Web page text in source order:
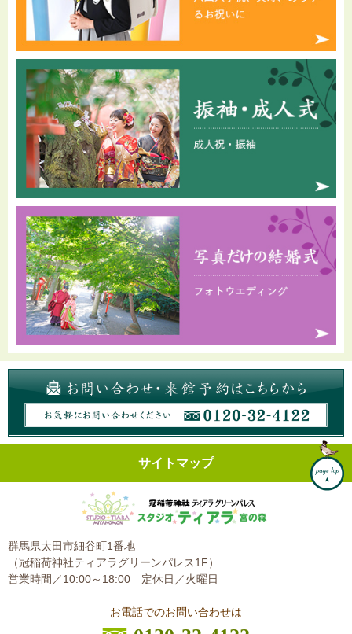
サイトマップ
群馬県太田市細谷町1番地
（冠稲荷神社ティアラグリーンパレス1F）
営業時間／10:00～18:00 定休日／火曜日
お電話でのお問い合わせは